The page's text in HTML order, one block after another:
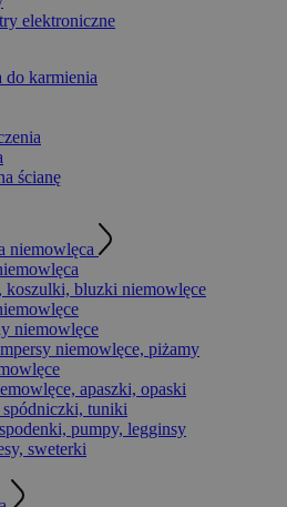
elektroniczne
do karmienia
ścianę
niemowlęca
koszulki, bluzki niemowlęce
niemowlęce
niemowlęce, piżamy
apaszki, opaski
tuniki
pumpy, legginsy
sweterki